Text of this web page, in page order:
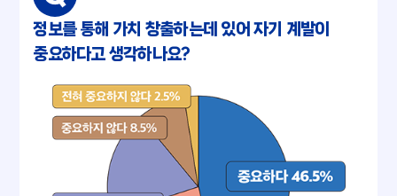
정보를 통해 가치 창출하는데 있어 자기 계발이
중요하다고 생각하나요?